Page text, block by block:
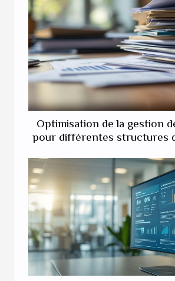
Optimisation de la gestion
pour différentes structures